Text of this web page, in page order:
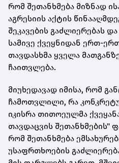
რომ შეთანხმება მიზნად
აგრესიის აქტის
შეკავების გაძლიერებას
სამივე ქვეყნიდან ერთ-
თავდასხმა ყველა
ჩაითვლება.
მიუხედავად იმისა, რომ
ჩამოთვლილი, რა
იკისრა თითოეულმა
თავდაცვის შეთანხმების"
რომ შეთანხმება
უსაფრთხოების